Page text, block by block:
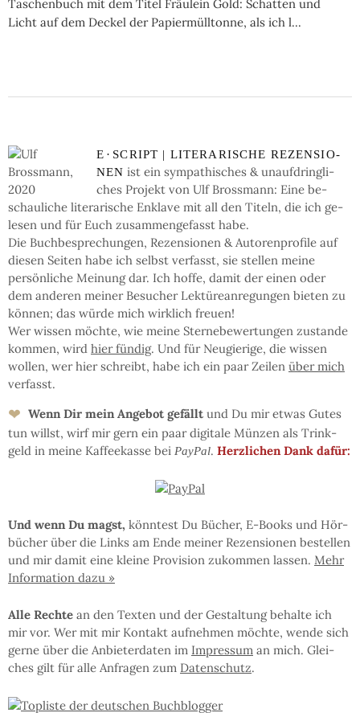
Taschenbuch mit dem Titel Fräulein Gold: Schatten und
Licht auf dem Deckel der Papiermülltonne, als ich l...
E · SCRIPT | LI­TE­RA­RI­SCHE RE­ZEN­SIO­
NEN ist ein sym­pa­thi­sches & un­auf­dring­li­
ches Pro­jekt von Ulf Bross­mann: Eine be­
schau­li­che li­te­ra­ri­sche En­kla­ve mit all den Ti­teln, die ich ge­
le­sen und für Euch zu­sam­men­ge­fasst habe.
Die Buch­be­spre­chun­gen, Re­zen­sio­nen & Auto­ren­pro­fi­le auf
die­sen Sei­ten ha­be ich selbst ver­fasst, sie stel­len mei­ne
persön­li­che Mei­nung dar. Ich hof­fe, da­mit der einen oder
dem an­de­ren mei­ner Be­su­cher Lek­türe­an­re­gun­gen bie­ten zu
kön­nen; das wür­de mich wirk­lich freu­en!
Wer wis­sen möchte, wie mei­ne Ster­ne­be­wer­tun­gen zu­stan­de
kom­men, wird hier fün­dig. Und für Neu­gie­ri­ge, die wis­sen
wol­len, wer hier schreibt, ha­be ich ein paar Zei­len über mich
ver­fasst.
❤ Wenn Dir mein An­ge­bot ge­fällt und Du mir et­was Gu­tes
tun willst, wirf mir gern ein paar di­gi­ta­le Mün­zen als Trink­
geld in mei­ne Kaf­fee­kas­se bei PayPal. Herz­li­chen Dank dafür:
Und wenn Du magst, könn­test Du Bü­cher, E-Books und Hör­
bü­cher über die Links am En­de mei­ner Re­zen­sio­nen be­stel­len
und mir da­mit eine klei­ne Pro­vi­sion zu­kom­men las­sen. Mehr
In­for­ma­tion da­zu »
Al­le Rech­te an den Tex­ten und der Ge­stal­tung be­hal­te ich
mir vor. Wer mit mir Kon­takt auf­neh­men möchte, wen­de sich
ger­ne über die An­bie­ter­da­ten im Im­pres­sum an mich. Glei­
ches gilt für al­le An­fra­gen zum Da­ten­schutz.